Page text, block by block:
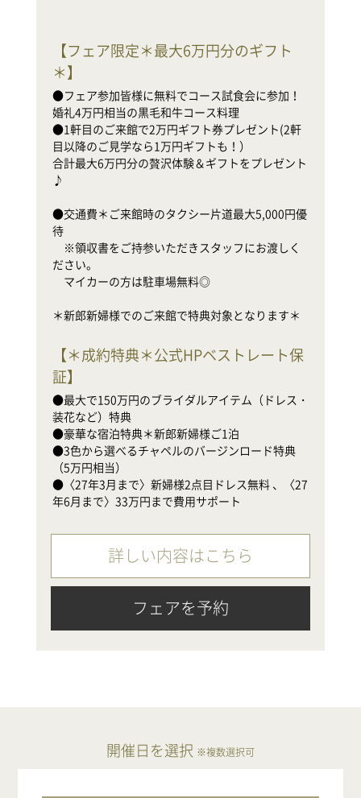
【フェア限定＊最大6万円分のギフト
＊】
●フェア参加皆様に無料でコース試食会に参加！
婚礼4万円相当の黒毛和牛コース料理
●1軒目のご来館で2万円ギフト券プレゼント(2軒
目以降のご見学なら1万円ギフトも！）
合計最大6万円分の贅沢体験＆ギフトをプレゼント
♪
●交通費＊ご来館時のタクシー片道最大5,000円優
待
※領収書をご持参いただきスタッフにお渡しく
ださい。
マイカーの方は駐車場無料◎
＊新郎新婦様でのご来館で特典対象となります＊
【＊成約特典＊公式HPベストレート保
証】
●最大で150万円のブライダルアイテム（ドレス・
装花など）特典
●豪華な宿泊特典＊新郎新婦様ご1泊
●3色から選べるチャペルのバージンロード特典
（5万円相当）
●〈27年3月まで〉新婦様2点目ドレス無料 、〈27
年6月まで〉33万円まで費用サポート
詳しい内容はこちら
フェアを予約
開催日を選択 ※複数選択可